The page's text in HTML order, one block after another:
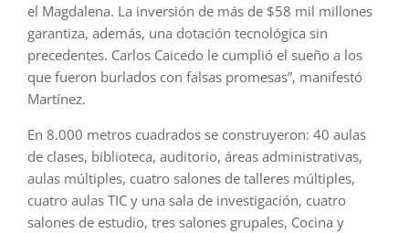
el Magdalena. La inversión de más de $58 mil millones
garantiza, además, una dotación tecnológica sin
precedentes. Carlos Caicedo le cumplió el sueño a los
que fueron burlados con falsas promesas”, manifestó
Martínez.
En 8.000 metros cuadrados se construyeron: 40 aulas
de clases, biblioteca, auditorio, áreas administrativas,
aulas múltiples, cuatro salones de talleres múltiples,
cuatro aulas TIC y una sala de investigación, cuatro
salones de estudio, tres salones grupales, Cocina y